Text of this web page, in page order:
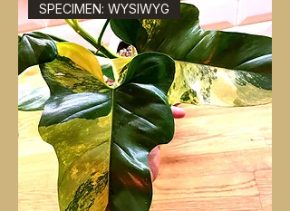
SPECIMEN: WYSIWYG